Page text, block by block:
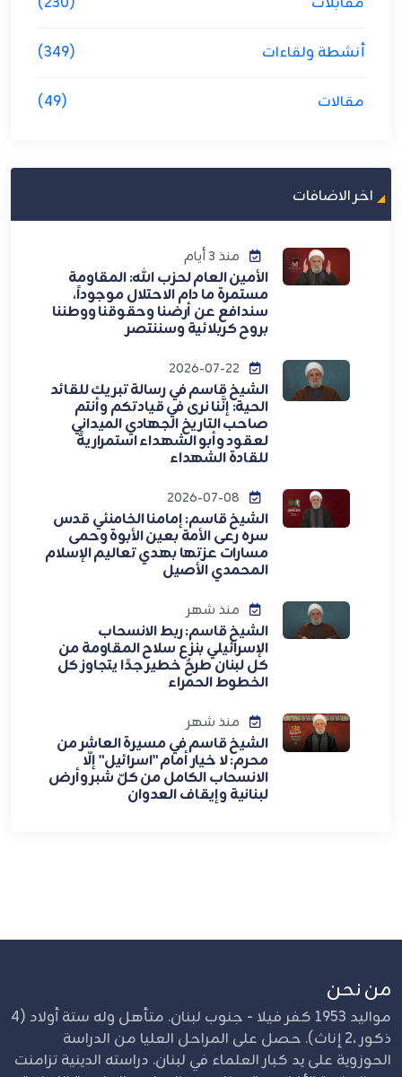
أنشطة ولقاءات (349)
مقالات (49)
اخر الاضافات
منذ 3 أيام
الأمين العام لحزب الله: المقاومة
مستمرة ما دام الاحتلال موجوداً،
سندافع عن أرضنا وحقوقنا ووطننا
بروح كربلائية وسننتصر
الشيخ قاسم في رسالة تبريك للقائد
الحية: إنَّنا نرى في قيادتكم وأنتم
صاحب التاريخ الجهادي الميداني
لعقود وأبو الشهداء استمراريةً
للقادة الشهداء
الشيخ قاسم: إمامنا الخامنئي قدس
سره رعى الأمة بعين الأبوة وحمى
مسارات عزتها بهدي تعاليم الإسلام
المحمدي الأصيل
منذ شهر
الشيخ قاسم: ربط الانسحاب
الإسرائيلي بنزع سلاح المقاومة من
كل لبنان طرحٌ خطير جدًا يتجاوز كل
الخطوط الحمراء
منذ شهر
الشيخ قاسم في مسيرة العاشر من
محرم: لا خيار أمام "اسرائيل" إلّا
الانسحاب الكامل من كلّ شبر وأرض
لبنانية وإيقاف العدوان
من نحن
مواليد 1953 كفر فيلا - جنوب لبنان. متأهل وله ستة أولاد (4
ذكور ،2 إناث). حصل على المراحل العليا من الدراسة
الحوزوية على يد كبار العلماء في لبنان. دراسته الدينية تزامنت